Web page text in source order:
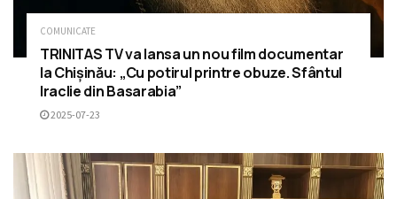
COMUNICATE
TRINITAS TV va lansa un nou film documentar
la Chișinău: „Cu potirul printre obuze. Sfântul
Iraclie din Basarabia”
2025-07-23